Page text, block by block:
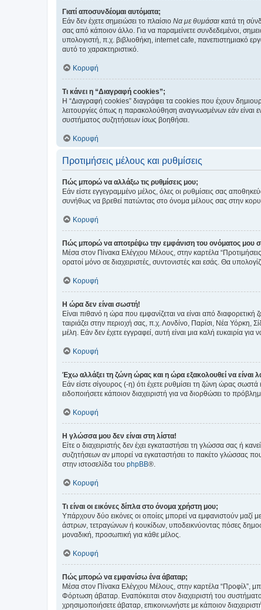
Γιατί αποσυνδέομαι αυτόματα;
Εάν δεν έχετε σημειώσει το πλαίσιο Να με θυμάσαι κατά τη
σας από κάποιον άλλο. Για να παραμείνετε συνδεδεμένοι,
υπολογιστή, π.χ. βιβλιοθήκη, internet cafe, πανεπιστημιακό
αυτό το χαρακτηριστικό.
Κορυφή
Τι κάνει η “Διαγραφή cookies”;
Η “Διαγραφή cookies” διαγράφει τα cookies που έχουν
λειτουργίες όπως η παρακολούθηση αναγνωσμένων εάν
συστήματος συζητήσεων ίσως βοηθήσει.
Κορυφή
Προτιμήσεις μέλους και ρυθμίσεις
Πώς μπορώ να αλλάξω τις ρυθμίσεις μου;
Εάν είστε εγγεγραμμένο μέλος, όλες οι ρυθμίσεις σας
συνήθως να βρεθεί πατώντας στο όνομα μέλους σας στην
Κορυφή
Πώς μπορώ να αποτρέψω την εμφάνιση του ονόματος μου
Μέσα στον Πίνακα Ελέγχου Μέλους, στην καρτέλα
ορατοί μόνο σε διαχειριστές, συντονιστές και εσάς. Θα
Κορυφή
Η ώρα δεν είναι σωστή!
Είναι πιθανό η ώρα που εμφανίζεται να είναι από
ταιριάζει στην περιοχή σας, π.χ. Λονδίνο, Παρίσι, Νέα
μέλη. Εάν δεν έχετε εγγραφεί, αυτή είναι μια καλή ευκαιρία για
Κορυφή
Έχω αλλάξει τη ζώνη ώρας και η ώρα εξακολουθεί να είναι
Εάν είστε σίγουρος (-η) ότι έχετε ρυθμίσει τη ζώνη ώρας
ειδοποιήσετε κάποιον διαχειριστή για να διορθώσει το
Κορυφή
Η γλώσσα μου δεν είναι στη λίστα!
Είτε ο διαχειριστής δεν έχει εγκαταστήσει τη γλώσσα σας ή
συζητήσεων αν μπορεί να εγκαταστήσει το πακέτο γλώσσας
στην ιστοσελίδα του phpBB®.
Κορυφή
Τι είναι οι εικόνες δίπλα στο όνομα χρήστη μου;
Υπάρχουν δύο εικόνες οι οποίες μπορεί να εμφανιστούν μαζί
άστρων, τετραγώνων ή κουκίδων, υποδεικνύοντας πόσες
μοναδική, προσωπική για κάθε μέλος.
Κορυφή
Πώς μπορώ να εμφανίσω ένα άβαταρ;
Μέσα στον Πίνακα Ελέγχου Μέλους, στην καρτέλα “Προφίλ”,
Φόρτωση άβαταρ. Εναπόκειται στον διαχειριστή του
χρησιμοποιήσετε άβαταρ, επικοινωνήστε με κάποιον